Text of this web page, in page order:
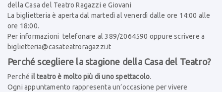
della Casa del Teatro Ragazzi e Giovani
La biglietteria è aperta dal martedì al venerdì dalle ore 14:00 alle
ore 18:00.
Per informazioni telefonare al 389/2064590 oppure scrivere a
biglietteria@casateatroragazzi.it
Perché scegliere la stagione della Casa del Teatro?
Perchéil teatro è molto più di uno spettacolo.
Ogni appuntamento rappresenta un’occasione per vivere